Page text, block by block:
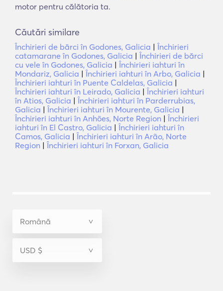
motor pentru călătoria ta.
Căutări similare
Închirieri de bărci în Godones, Galicia | Închirieri
catamarane în Godones, Galicia | Închirieri de bărci
cu vele în Godones, Galicia | Închirieri iahturi în
Mondariz, Galicia | Închirieri iahturi în Arbo, Galicia |
Închirieri iahturi în Puente Caldelas, Galicia |
Închirieri iahturi în Leirado, Galicia | Închirieri iahturi
în Atios, Galicia | Închirieri iahturi în Parderrubias,
Galicia | Închirieri iahturi în Mourente, Galicia |
Închirieri iahturi în Anhões, Norte Region | Închirieri
iahturi în El Castro, Galicia | Închirieri iahturi în
Camos, Galicia | Închirieri iahturi în Arão, Norte
Region | Închirieri iahturi în Forxan, Galicia